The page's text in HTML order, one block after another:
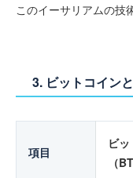
このイーサリアムの技
3. ビットコイン
項目
ビ
（